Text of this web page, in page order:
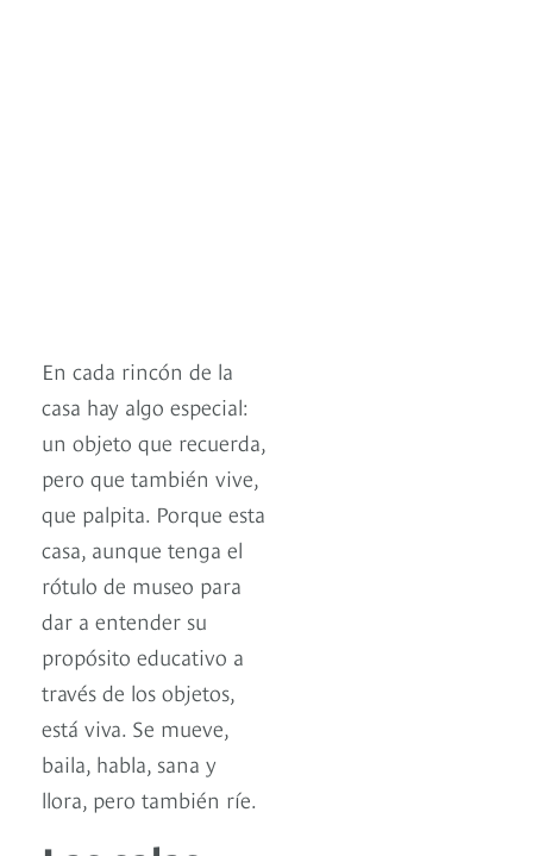
En cada rincón de la
casa hay algo especial:
un objeto que recuerda,
pero que también vive,
que palpita. Porque esta
casa, aunque tenga el
rótulo de museo para
dar a entender su
propósito educativo a
través de los objetos,
está viva. Se mueve,
baila, habla, sana y
llora, pero también ríe.